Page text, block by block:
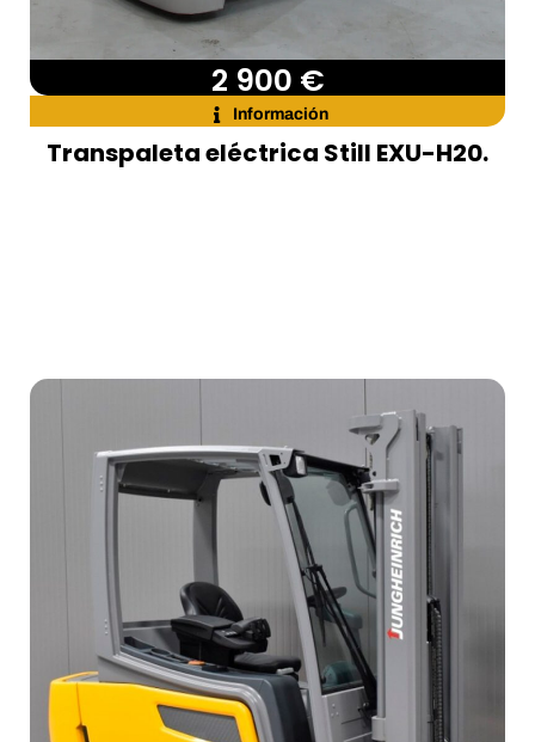
2 900 €
Información
Transpaleta eléctrica Still EXU-H20.